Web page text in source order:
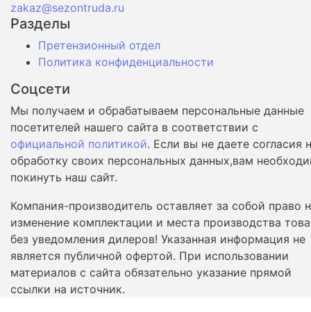
zakaz@sezontruda.ru
Разделы
Претензионный отдел
Политика конфиденциальности
Соцсети
Мы получаем и обрабатываем персональные данные
посетителей нашего сайта в соответствии с
официальной политикой. Если вы не даете согласия
обработку своих персональных данных,вам
покинуть наш сайт.
Компания-производитель оставляет за собой право
изменение комплектации и места производства
без уведомления дилеров! Указанная информация не
является публичной офертой. При использовании
материалов с сайта обязательно указание прямой
ссылки на источник.